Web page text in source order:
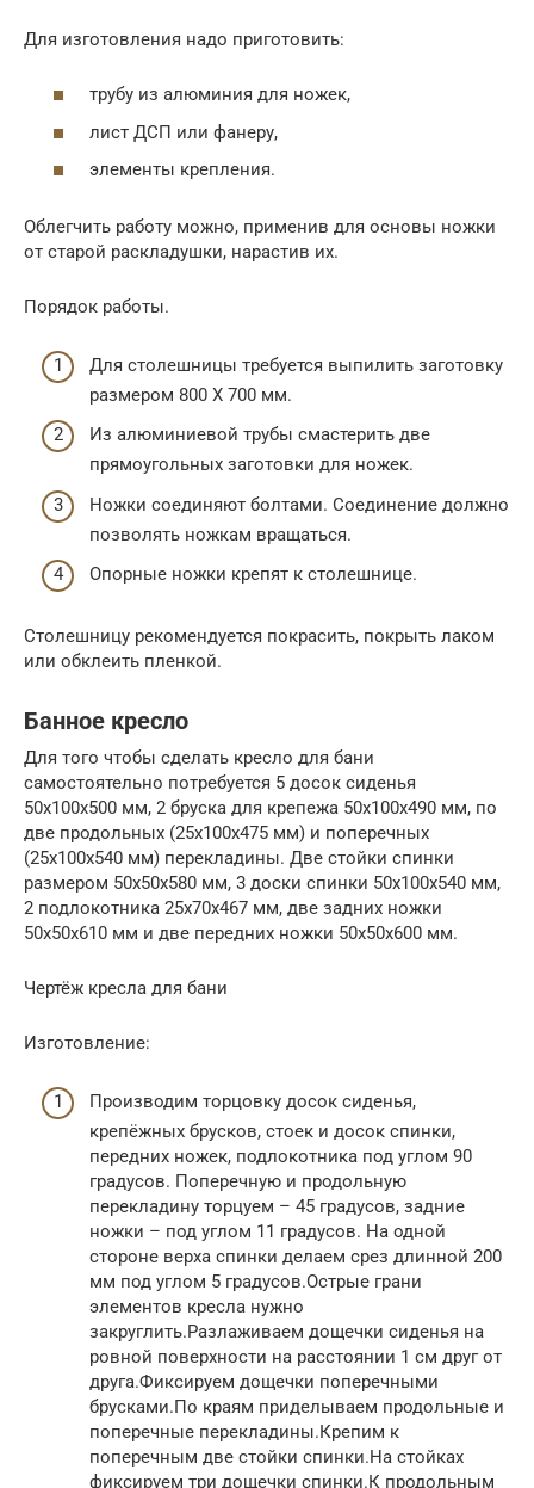
Для изготовления надо приготовить:
трубу из алюминия для ножек,
лист ДСП или фанеру,
элементы крепления.
Облегчить работу можно, применив для основы ножки
от старой раскладушки, нарастив их.
Порядок работы.
Для столешницы требуется выпилить заготовку
размером 800 Х 700 мм.
Из алюминиевой трубы смастерить две
прямоугольных заготовки для ножек.
Ножки соединяют болтами. Соединение должно
позволять ножкам вращаться.
Опорные ножки крепят к столешнице.
Столешницу рекомендуется покрасить, покрыть лаком
или обклеить пленкой.
Банное кресло
Для того чтобы сделать кресло для бани
самостоятельно потребуется 5 досок сиденья
50х100х500 мм, 2 бруска для крепежа 50х100х490 мм, по
две продольных (25х100х475 мм) и поперечных
(25х100х540 мм) перекладины. Две стойки спинки
размером 50х50х580 мм, 3 доски спинки 50х100х540 мм,
2 подлокотника 25х70х467 мм, две задних ножки
50х50х610 мм и две передних ножки 50х50х600 мм.
Чертёж кресла для бани
Изготовление:
Производим торцовку досок сиденья,
крепёжных брусков, стоек и досок спинки,
передних ножек, подлокотника под углом 90
градусов. Поперечную и продольную
перекладину торцуем – 45 градусов, задние
ножки – под углом 11 градусов. На одной
стороне верха спинки делаем срез длинной 200
мм под углом 5 градусов.Острые грани
элементов кресла нужно
закруглить.Разлаживаем дощечки сиденья на
ровной поверхности на расстоянии 1 см друг от
друга.Фиксируем дощечки поперечными
брусками.По краям приделываем продольные и
поперечные перекладины.Крепим к
поперечным две стойки спинки.На стойках
фиксируем три дощечки спинки.К продольным